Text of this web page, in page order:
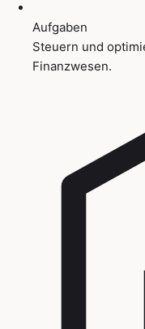
Aufgaben
Steuern und
Finanzwesen.